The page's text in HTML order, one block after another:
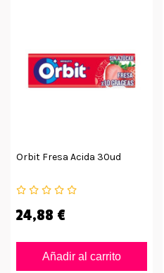
Orbit Fresa Acida 30ud
24,88 €
Añadir al carrito